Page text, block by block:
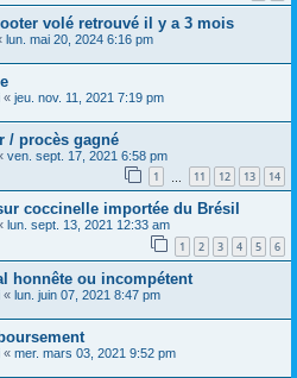
volé retrouvé il y a 3 mois
lun. mai 20, 2024 6:16 pm
« jeu. nov. 11, 2021 7:19 pm
/ procès gagné
ven. sept. 17, 2021 6:58 pm
1 11 12 13 14
coccinelle importée du Brésil
lun. sept. 13, 2021 12:33 am
1 2 3 4 5 6
honnête ou incompétent
« lun. juin 07, 2021 8:47 pm
« mer. mars 03, 2021 9:52 pm